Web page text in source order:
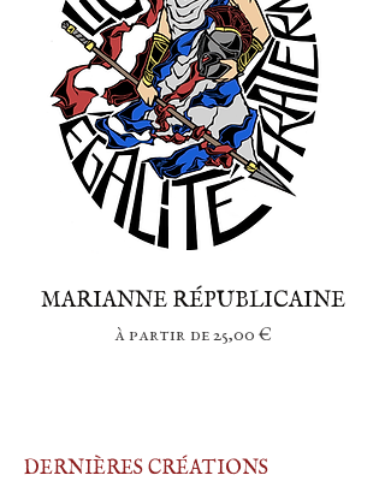
MARIANNE RÉPUBLICAINE
À partir de25,00 €
Prix promotionnel
DERNIÈRES CRÉATIONS